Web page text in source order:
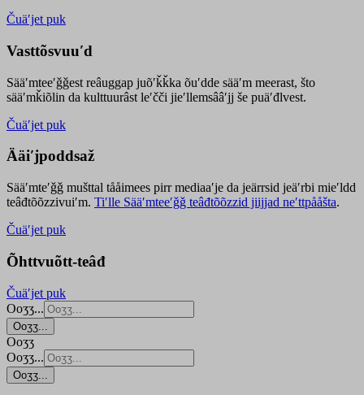
Čuäʹjet puk
Vasttõsvuuʹd
Sääʹmteeʹǧǧest reâuggap juõʹǩǩka õuʹdde sääʹm meerast, što
sääʹmǩiõlin da kulttuurâst leʹčči jieʹllemsââʹjj še puäʹđlvest.
Čuäʹjet puk
Ääiʹjpoddsaž
Sääʹmteʹǧǧ mušttal tååimees pirr mediaaʹje da jeärrsid jeäʹrbi mieʹldd
teâđtõõzzivuiʹm. Tiʹlle Sääʹmteeʹǧǧ teâđtõõzzid jiijjad neʹttpååšta.
Čuäʹjet puk
Õhttvuõtt-teâđ
Čuäʹjet puk
Ooʒʒ...
Ooʒʒ...
Ooʒʒ
Ooʒʒ...
Ooʒʒ...